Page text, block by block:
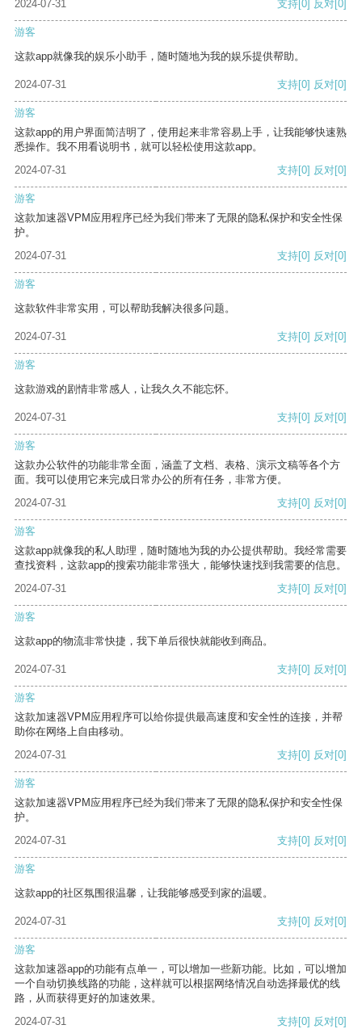
2024-07-31 支持 [0] 反对 [0]
游客
这款app就像我的娱乐小助手，随时随地为我的娱乐提供帮助。
2024-07-31 支持[0] 反对[0]
游客
这款app的用户界面简洁明了，使用起来非常容易上手，让我能够快速熟
悉操作。我不用看说明书，就可以轻松使用这款app。
2024-07-31
支持[0] 反对[0]
游客
这款加速器VPM应用程序已经为我们带来了无限的隐私保护和安全性保
护。
2024-07-31
支持[0] 反对[0]
游客
这款软件非常实用，可以帮助我解决很多问题。
2024-07-31 支持[0] 反对[0]
游客
这款游戏的剧情非常感人，让我久久不能忘怀。
2024-07-31 支持[0] 反对[0]
游客
这款办公软件的功能非常全面，涵盖了文档、表格、演示文稿等各个方
面。我可以使用它来完成日常办公的所有任务，非常方便。
2024-07-31
支持[0] 反对[0]
游客
这款app就像我的私人助理，随时随地为我的办公提供帮助。我经常需要
查找资料，这款app的搜索功能非常强大，能够快速找到我需要的信息。
2024-07-31
支持[0] 反对[0]
游客
这款app的物流非常快捷，我下单后很快就能收到商品。
2024-07-31 支持[0] 反对[0]
游客
这款加速器VPM应用程序可以给你提供最高速度和安全性的连接，并帮
助你在网络上自由移动。
2024-07-31
支持[0] 反对[0]
游客
这款加速器VPM应用程序已经为我们带来了无限的隐私保护和安全性保
护。
2024-07-31
支持[0] 反对[0]
游客
这款app的社区氛围很温馨，让我能够感受到家的温暖。
2024-07-31 支持[0] 反对[0]
游客
这款加速器app的功能有点单一，可以增加一些新功能。比如，可以增加
一个自动切换线路的功能，这样就可以根据网络情况自动选择最优的线
路，从而获得更好的加速效果。
2024-07-31
支持[0] 反对[0]